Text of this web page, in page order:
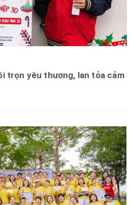
trọn yêu thương, lan tỏa cảm